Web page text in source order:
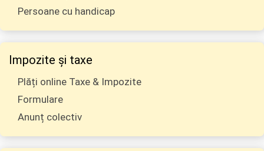
Persoane cu handicap
Impozite și taxe
Plăți online Taxe & Impozite
Formulare
Anunț colectiv